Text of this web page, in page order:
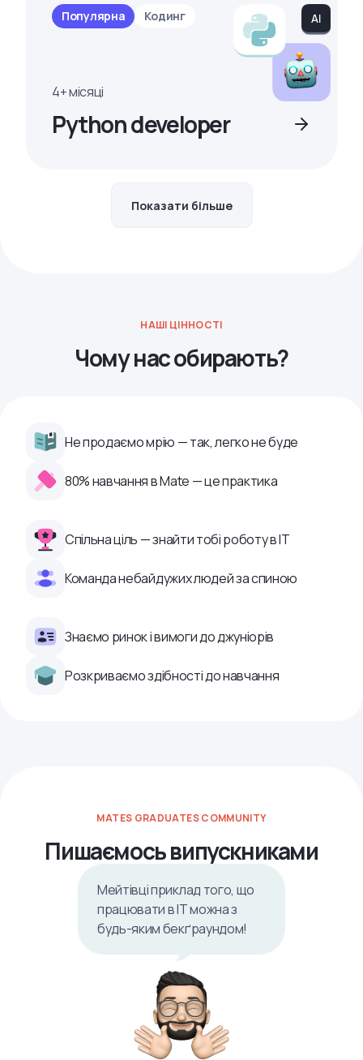
Популярна Кодинг
4+ місяці
Python developer
Показати більше
НАШІ ЦІННОСТІ
Чому нас обирають?
Не продаємо мрію — так, легко не буде
80% навчання в Mate — це практика
Спільна ціль — знайти тобі роботу в ІТ
Команда небайдужих людей за спиною
Знаємо ринок і вимоги до джуніорів
Розкриваємо здібності до навчання
MATES GRADUATES COMMUNITY
Пишаємось випускниками
Мейтівці приклад того, що
працювати в ІТ можна з
будь-яким бекґраундом!